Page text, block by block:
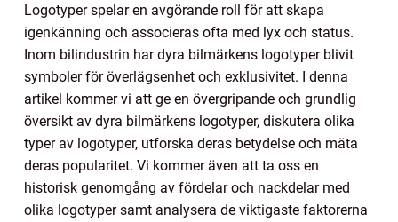
Logotyper spelar en avgörande roll för att skapa
igenkänning och associeras ofta med lyx och status.
Inom bilindustrin har dyra bilmärkens logotyper blivit
symboler för överlägsenhet och exklusivitet. I denna
artikel kommer vi att ge en övergripande och grundlig
översikt av dyra bilmärkens logotyper, diskutera olika
typer av logotyper, utforska deras betydelse och mäta
deras popularitet. Vi kommer även att ta oss en
historisk genomgång av fördelar och nackdelar med
olika logotyper samt analysera de viktigaste faktorerna